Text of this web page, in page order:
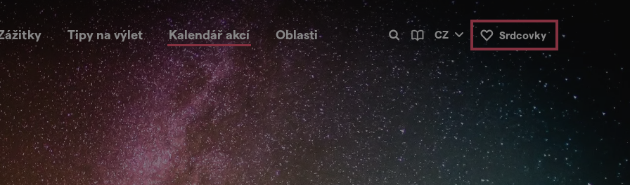
Tipy na výlet Kalendář akcí Oblasti CZ Srdcovky